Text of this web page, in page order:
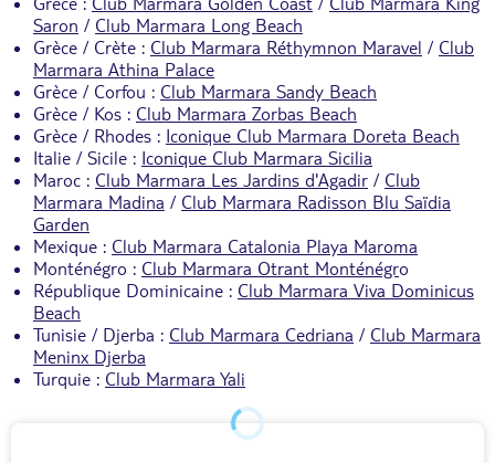
Saron / Club Marmara Long Beach
Grèce / Crète : Club Marmara Réthymnon Maravel / Club
Marmara Athina Palace
Grèce / Corfou : Club Marmara Sandy Beach
Grèce / Kos : Club Marmara Zorbas Beach
Grèce / Rhodes : Iconique Club Marmara Doreta Beach
Italie / Sicile : Iconique Club Marmara Sicilia
Maroc : Club Marmara Les Jardins d'Agadir / Club
Marmara Madina / Club Marmara Radisson Blu Saïdia
Garden
Mexique : Club Marmara Catalonia Playa Maroma
Monténégro : Club Marmara Otrant Monténégro
République Dominicaine : Club Marmara Viva Dominicus
Beach
Tunisie / Djerba : Club Marmara Cedriana / Club Marmara
Meninx Djerba
Turquie : Club Marmara Yali